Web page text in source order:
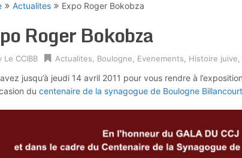
Actualites Expo Roger Bokobza
Roger Bokobza
Le CCIBB Actualites Boulogne Evenements Histoire juive
jusqu’à jeudi 14 avril 2011 pour vous rendre à
du centenaire de la synagogue de Boulogne Billancourt